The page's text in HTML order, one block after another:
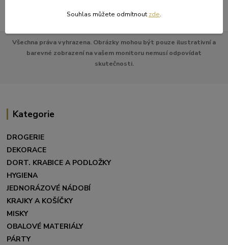
Všechna práva vyhrazena. Obrázky mohou být pouze ilustrativní a
barevné zobrazení na vašem monitoru nemusí odpovídat
skutečnosti.
Kategorie
DROGERIE
DEKORACE
DORT. KRABICE A PODLOŽKY
HYGIENA
JEDNORÁZOVÉ NÁDOBÍ
KRAJKY A KOŠÍČKY
MISKY
OBALOVÉ MATERIÁLY
PÁRTY
Souhlas můžete odmítnout zde.